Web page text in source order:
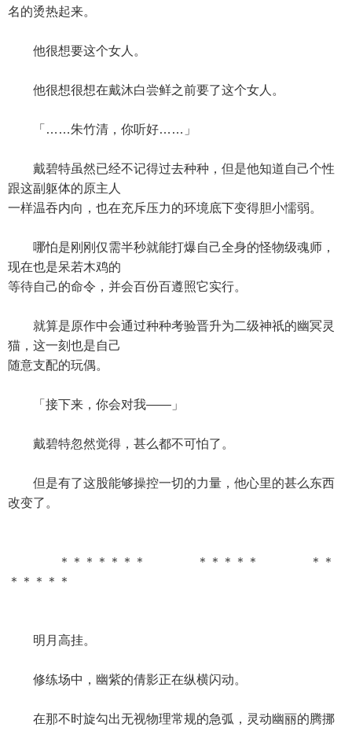
名的烫热起来。
他很想要这个女人。
他很想很想在戴沐白尝鲜之前要了这个女人。
「……朱竹清，你听好……」
戴碧特虽然已经不记得过去种种，但是他知道自己个性
跟这副躯体的原主人
一样温吞内向，也在充斥压力的环境底下变得胆小懦弱。
哪怕是刚刚仅需半秒就能打爆自己全身的怪物级魂师，
现在也是呆若木鸡的
等待自己的命令，并会百份百遵照它实行。
就算是原作中会通过种种考验晋升为二级神祇的幽冥灵
猫，这一刻也是自己
随意支配的玩偶。
「接下来，你会对我——」
戴碧特忽然觉得，甚么都不可怕了。
但是有了这股能够操控一切的力量，他心里的甚么东西
改变了。
＊＊＊＊＊＊＊ ＊＊＊＊＊ ＊＊
＊＊＊＊＊
明月高挂。
修练场中，幽紫的倩影正在纵横闪动。
在那不时旋勾出无视物理常规的急弧，灵动幽丽的腾挪